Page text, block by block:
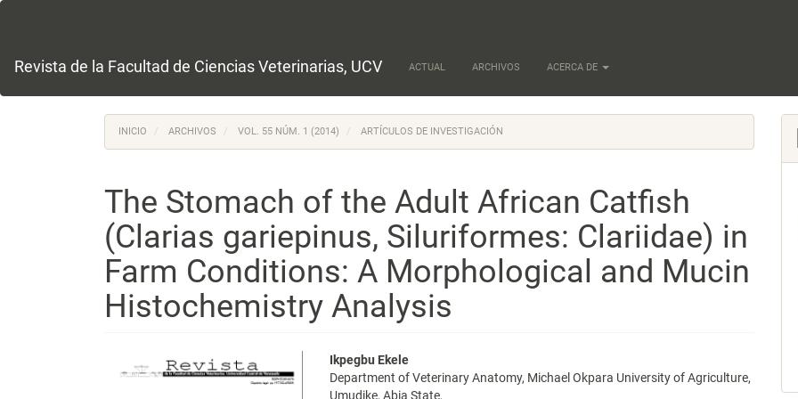
principal
lateral
Revista de la Facultad de Ciencias Veterinarias, UCV ACTUAL ARCHIVOS ACERCA DE
INICIO ARCHIVOS VOL. 55 NÚM. 1 (2014) ARTÍCULOS DE INVESTIGACIÓN
The Stomach of the Adult African Catfish
(Clarias gariepinus, Siluriformes: Clariidae) in
Farm Conditions: A Morphological and Mucin
Histochemistry Analysis
Barra
Contenido
Ikpegbu Ekele
Department of Veterinary Anatomy, Michael Okpara University of Agriculture,
Umudike, Abia State,